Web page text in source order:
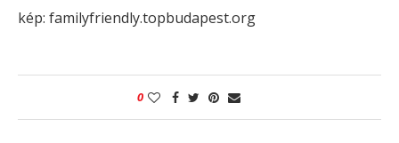
kép: familyfriendly.topbudapest.org
0